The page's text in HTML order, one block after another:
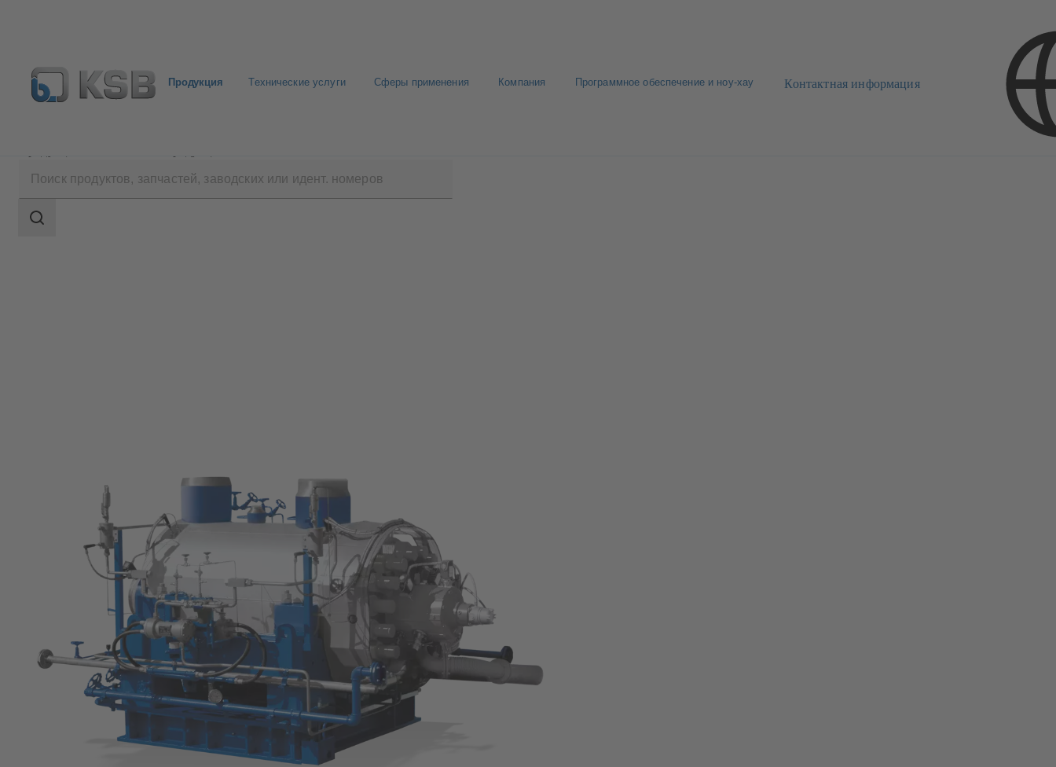
Продукция Технические услуги Сферы применения Компания Программное обеспечение и ноу-хау Контактная информация
поиска
Область